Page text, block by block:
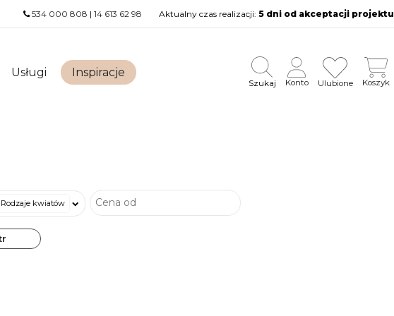
534 000 808 | 14 613 62 98 Aktualny czas realizacji: 5 dni od akceptacji projektu
Usługi Inspiracje
Szukaj Konto Ulubione Koszyk
Rodzaje kwiatów